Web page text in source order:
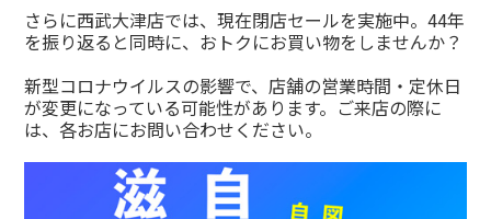
さらに西武大津店では、現在閉店セールを実施中。44年
を振り返ると同時に、おトクにお買い物をしませんか？
新型コロナウイルスの影響で、店舗の営業時間・定休日
が変更になっている可能性があります。ご来店の際に
は、各お店にお問い合わせください。